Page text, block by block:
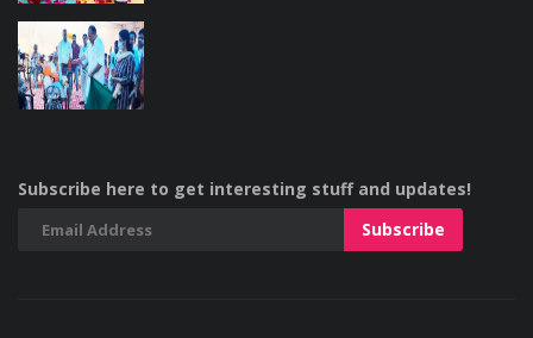
Subscribe here to get interesting stuff and updates!